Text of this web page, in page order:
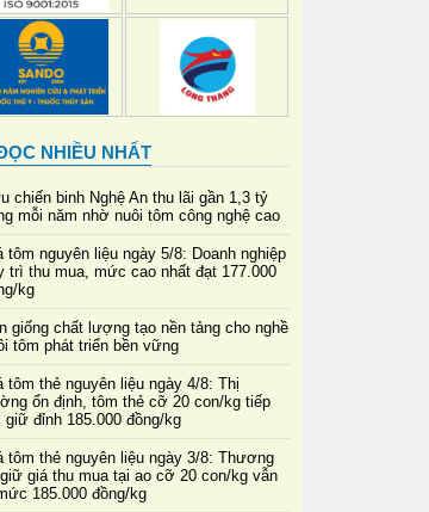
NHIỀU NHẤT
chiến binh Nghệ An thu lãi gần 1,3 tỷ
mỗi năm nhờ nuôi tôm công nghệ cao
tôm nguyên liệu ngày 5/8: Doanh nghiệp
trì thu mua, mức cao nhất đạt 177.000
kg
giống chất lượng tạo nền tảng cho nghề
tôm phát triển bền vững
tôm thẻ nguyên liệu ngày 4/8: Thị
ổn định, tôm thẻ cỡ 20 con/kg tiếp
giữ đỉnh 185.000 đồng/kg
tôm thẻ nguyên liệu ngày 3/8: Thương
giữ giá thu mua tại ao cỡ 20 con/kg vẫn
185.000 đồng/kg